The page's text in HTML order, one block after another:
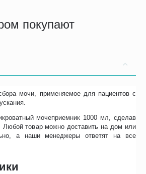
покупают
мочи, применяемое для пациентов с
мочеприемник 1000 мл, сделав
Любой товар можно доставить на дом или
а наши менеджеры ответят на все